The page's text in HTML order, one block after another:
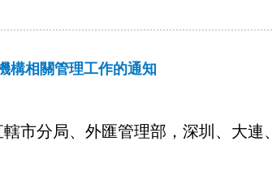
構相關管理工作的通知
市分局、外匯管理部，深圳、大連、